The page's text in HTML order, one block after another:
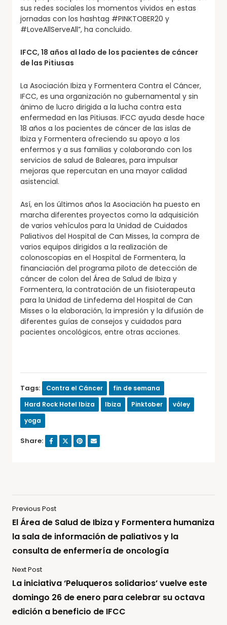
sus redes sociales los momentos vividos en estas
jornadas con los hashtag #PINKTOBER20 y
#LoveAllServeAll”, ha concluido.
IFCC, 18 años al lado de los pacientes de cáncer
de las Pitiusas
La Asociación Ibiza y Formentera Contra el Cáncer,
IFCC, es una organización no gubernamental y sin
ánimo de lucro dirigida a la lucha contra esta
enfermedad en las Pitiusas. IFCC ayuda desde hace
18 años a los pacientes de cáncer de las islas de
Ibiza y Formentera ofreciendo su apoyo a los
enfermos y a sus familias y colaborando con los
servicios de salud de Baleares, para impulsar
mejoras que repercutan en una mayor calidad
asistencial.
Así, en los últimos años la Asociación ha puesto en
marcha diferentes proyectos como la adquisición
de varios vehículos para la Unidad de Cuidados
Paliativos del Hospital de Can Misses, la compra de
varios equipos dirigidos a la realización de
colonoscopias en el Hospital de Formentera, la
financiación del programa piloto de detección de
cáncer de colon del Área de Salud de Ibiza y
Formentera, la contratación de un fisioterapeuta
para la Unidad de Linfedema del Hospital de Can
Misses o la elaboración, la impresión y la difusión de
diferentes guías de consejos y cuidados para
pacientes oncológicos, entre otras acciones.
Tags: Contra el Cáncer
fin de semana
Hard Rock Hotel Ibiza
Ibiza Pinktober
vóley
yoga
Share:
Previous Post
El Área de Salud de Ibiza y Formentera humaniza
la sala de información de paliativos y la
consulta de enfermería de oncología
Next Post
La iniciativa ‘Peluqueros solidarios’ vuelve este
domingo 26 de enero para celebrar su octava
edición a beneficio de IFCC